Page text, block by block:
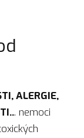
ALERGIE,
. nemoci